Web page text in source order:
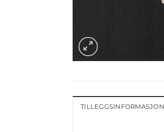
TILLEGGSINFORMASJON